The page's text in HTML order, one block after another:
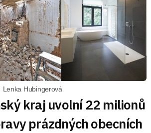
Lenka Hubingerová
kraj uvolní 22 milionů
prázdných obecních